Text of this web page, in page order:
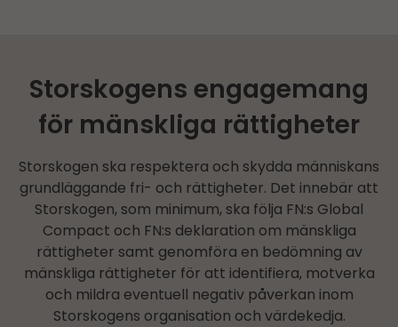
Storskogens engagemang
för mänskliga rättigheter
Storskogen ska respektera och skydda människans
grundläggande fri- och rättigheter. Det innebär att
Storskogen, som minimum, ska följa FN:s Global
Compact och FN:s deklaration om mänskliga
rättigheter samt genomföra en bedömning av
mänskliga rättigheter för att identifiera, motverka
och mildra eventuell negativ påverkan inom
Storskogens organisation och värdekedja.